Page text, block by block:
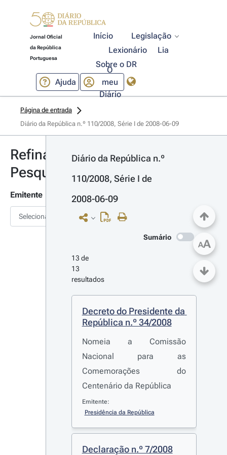
Jornal Oficial
da República
Portuguesa
Início
Legislação
Lexionário
Lia
Sobre o DR
Ajuda
O
meu
Diário
Página de entrada
Diário da República n.º 110/2008, Série I de 2008-06-09
Refinar
Pesquisa
Emitente
Selecionar
Diário da República n.º
110/2008, Série I de
2008-06-09
Sumário
13 de
13
resultados
Decreto do Presidente da
República n.º 34/2008
Nomeia a Comissão
Nacional para as
Comemorações do
Centenário da República
Emitente:
Presidência da República
Declaração n.º 7/2008
AA